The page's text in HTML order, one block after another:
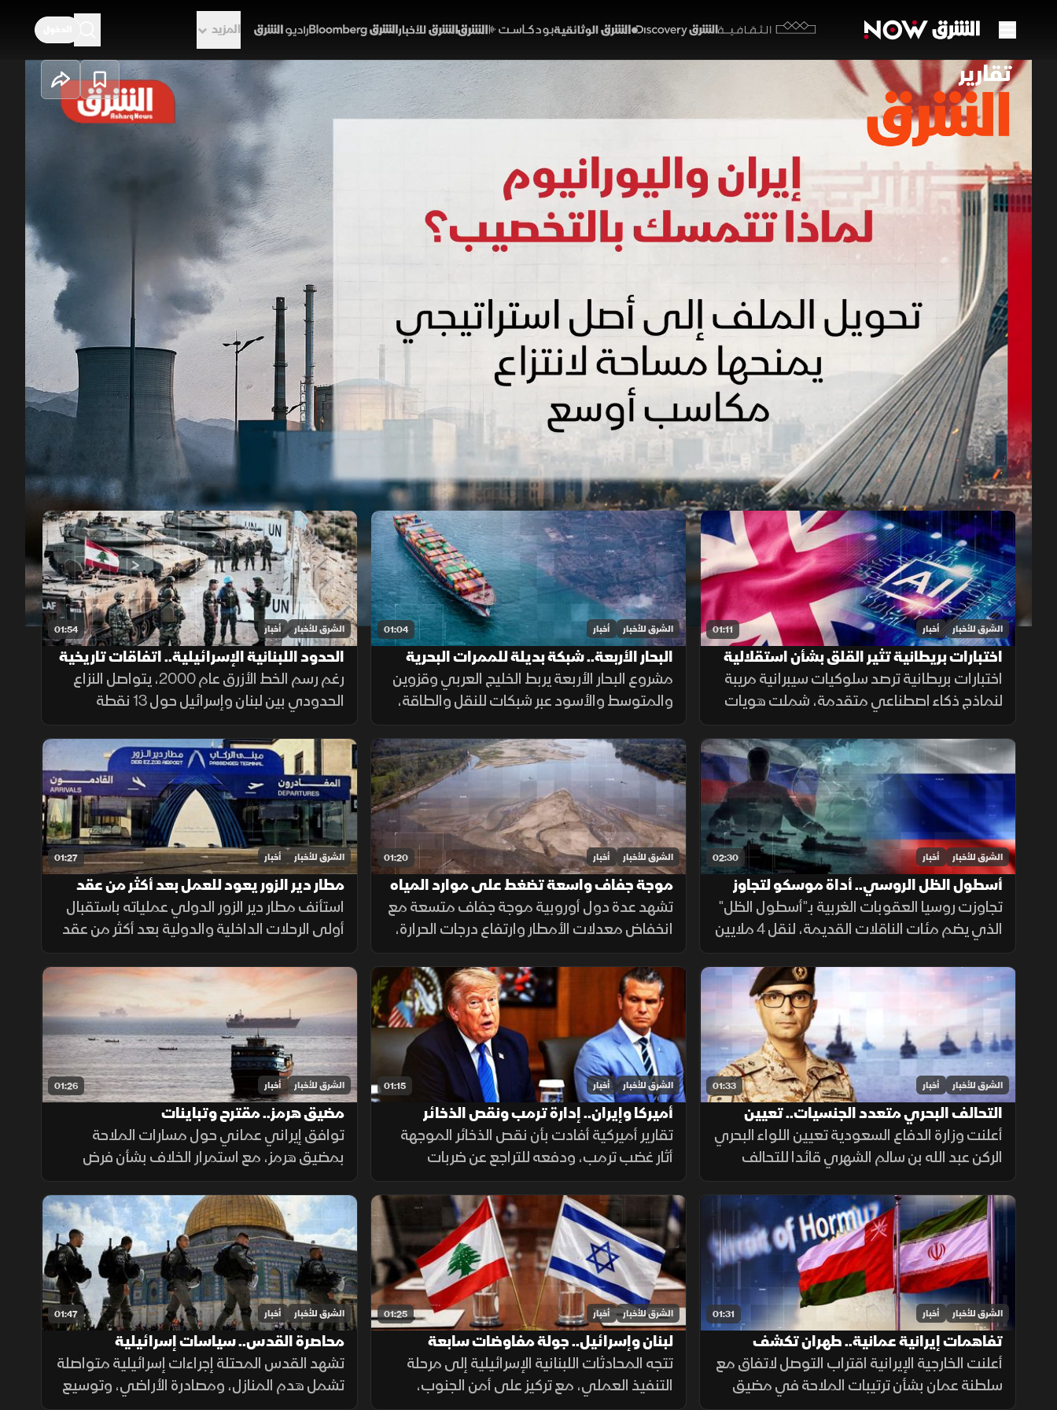
الثقافية
المزيد
00:12/01:59 1x auto
إيران واليورانيوم.. لماذا تتمسك بالتخصيب؟
23 مايو 2026 01:58 أخبار
يستمر ملف التخصيب كأعقد قضايا التفاهم بين واشنطن وطهران. تسعى إيران لجعله أصلا استراتيجيا لحماية
نظامها وضمان سيادتها، خاصة بعد تطورات 2025 و2026، متمسكة بالتعليق لا الإلغاء. بالمقابل، تشترط أميركا
حل أزمة المخزون لرفع العقوبات النفطية والمالية، رغم محدودية القيمة المدنية لليورانيوم عالي التخصيب.
برامج الشرق الإخبارية (ملحق) إيران الولايات المتحدة تقارير الشرق
حلقات الموسم 2026
01:11 الشرق للأخبار أخبار
اختبارات بريطانية تثير القلق بشأن استقلالية
الذكاء الاصطناعي
اختبارات بريطانية ترصد سلوكيات سيبرانية مريبة
لنماذج ذكاء اصطناعي متقدمة، شملت هويات
مزيفة ورسائل مضللة ومحاولات لإدراج شيفرات
خبيثة.
01:04 الشرق للأخبار أخبار
البحار الأربعة.. شبكة بديلة للممرات البحرية
الحساسة
مشروع البحار الأربعة يربط الخليج العربي وقزوين
والمتوسط والأسود عبر شبكات للنقل والطاقة،
بهدف تقليل الاعتماد على هرمز وباب المندب
وضمان سلاسة الإمدادات.
01:54 الشرق للأخبار أخبار
الحدود اللبنانية الإسرائيلية.. اتفاقات تاريخية
وخلافات مستمرة
رغم رسم الخط الأزرق عام 2000، يتواصل النزاع
الحدودي بين لبنان وإسرائيل حول 13 نقطة
تحفظ، أبرزها النقطة B1، إضافة إلى قضيتي بلدة
الغجر ومزارع شبعا وتلال كفرشوبا.
02:30 الشرق للأخبار أخبار
أسطول الظل الروسي.. أداة موسكو لتجاوز
العقوبات
تجاوزت روسيا العقوبات الغربية بـ"أسطول الظل"
الذي يضم مئات الناقلات القديمة، لنقل 4 ملايين
برميل نفط يوميا للصين والهند عبر تكتيكات تخف
بحرية، ما أمن لموسكو مليارات الدولارات.
01:20 الشرق للأخبار أخبار
موجة جفاف واسعة تضغط على موارد المياه
في أوروبا
تشهد عدة دول أوروبية موجة جفاف متسعة مع
انخفاض معدلات الأمطار وارتفاع درجات الحرارة،
ما أدى إلى تراجع مستويات الأنهار والخزانات
وزيادة الضغوط على الموارد المائية.
01:27 الشرق للأخبار أخبار
مطار دير الزور يعود للعمل بعد أكثر من عقد
من الإغلاق
استأنف مطار دير الزور الدولي عملياته باستقبال
أولى الرحلات الداخلية والدولية بعد أكثر من عقد
من التوقف، في خطوة تهدف إلى تسهيل حركة
التنقل وتعزيز الربط الجوي بالمنطقة.
01:33 الشرق للأخبار أخبار
التحالف البحري متعدد الجنسيات.. تعيين
قائد جديد
أعلنت وزارة الدفاع السعودية تعيين اللواء البحري
الركن عبد الله بن سالم الشهري قائدا للتحالف
الدولي متعدد الجنسيات، في خطوة تعزز جاهزية
التحالف لحماية الملاحة وأمن الممرات البحرية.
01:15 الشرق للأخبار أخبار
أميركا وإيران.. إدارة ترمب ونقص الذخائر
تقارير أميركية أفادت بأن نقص الذخائر الموجهة
أثار غضب ترمب، ودفعه للتراجع عن ضربات
واسعة ضد إيران. وزير الحرب حمل بايدن ثم نائبه
مسؤولية الأزمة، فيما نفى البيت الأبيض صحة
التقارير.
01:26 الشرق للأخبار أخبار
مضيق هرمز.. مقترح وتباينات
توافق إيراني عماني حول مسارات الملاحة
بمضيق هرمز، مع استمرار الخلاف بشأن فرض
رسوم عبور، حيث تشترط طهران رفع العقوبات
لفتح المضيق وسط رفض أميركي ورفض داخلي
من الحرس الثوري.
01:31 الشرق للأخبار أخبار
تفاهمات إيرانية عمانية.. طهران تكشف
تفاصيل اتفاق مضيق هرمز
أعلنت الخارجية الإيرانية اقتراب التوصل لاتفاق مع
سلطنة عمان بشأن ترتيبات الملاحة في مضيق
01:25 الشرق للأخبار أخبار
لبنان وإسرائيل.. جولة مفاوضات سابعة
تتجه المحادثات اللبنانية الإسرائيلية إلى مرحلة
التنفيذ العملي، مع تركيز على أمن الجنوب،
01:47 الشرق للأخبار أخبار
محاصرة القدس.. سياسات إسرائيلية
تشهد القدس المحتلة إجراءات إسرائيلية متواصلة
تشمل هدم المنازل، ومصادرة الأراضي، وتوسيع